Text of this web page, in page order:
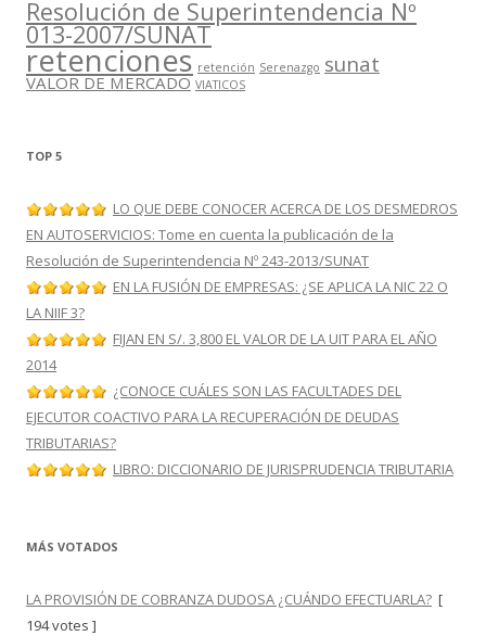
Resolución de Superintendencia Nº
013-2007/SUNAT
retenciones retención Serenazgo sunat
VALOR DE MERCADO VIATICOS
TOP 5
LO QUE DEBE CONOCER ACERCA DE LOS DESMEDROS
EN AUTOSERVICIOS: Tome en cuenta la publicación de la
Resolución de Superintendencia Nº 243-2013/SUNAT
EN LA FUSIÓN DE EMPRESAS: ¿SE APLICA LA NIC 22 O
LA NIIF 3?
FIJAN EN S/. 3,800 EL VALOR DE LA UIT PARA EL AÑO
2014
¿CONOCE CUÁLES SON LAS FACULTADES DEL
EJECUTOR COACTIVO PARA LA RECUPERACIÓN DE DEUDAS
TRIBUTARIAS?
LIBRO: DICCIONARIO DE JURISPRUDENCIA TRIBUTARIA
MÁS VOTADOS
LA PROVISIÓN DE COBRANZA DUDOSA ¿CUÁNDO EFECTUARLA? [
194 votes ]